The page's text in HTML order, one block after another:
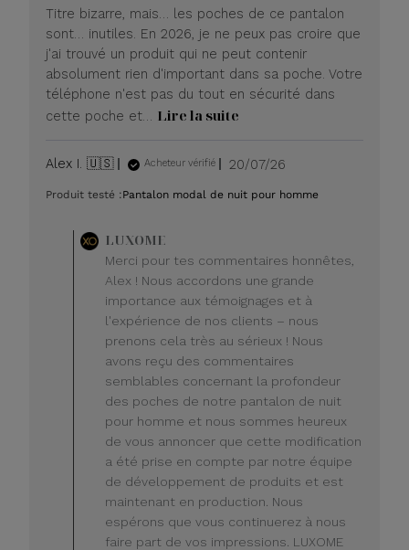
Titre bizarre, mais… les poches de ce pantalon
sont… inutiles. En 2026, je ne peux pas croire que
j'ai trouvé un produit qui ne peut contenir
absolument rien d'important dans sa poche. Votre
téléphone n'est pas du tout en sécurité dans
cette poche et… Lire la suite
Alex I. 🇺🇸 Acheteur vérifié
Date
publication
20/07/26
Produit testé :Pantalon modal de nuit pour homme
du
propriétaire
du
magasin
sur
l'avis
de
LUXOME
lundi
20
juillet
2026
LUXOME
Merci pour tes commentaires honnêtes,
Alex ! Nous accordons une grande
importance aux témoignages et à
l'expérience de nos clients – nous
prenons cela très au sérieux ! Nous
avons reçu des commentaires
semblables concernant la profondeur
des poches de notre pantalon de nuit
pour homme et nous sommes heureux
de vous annoncer que cette modification
a été prise en compte par notre équipe
de développement de produits et est
maintenant en production. Nous
espérons que vous continuerez à nous
faire part de vos impressions. LUXOME